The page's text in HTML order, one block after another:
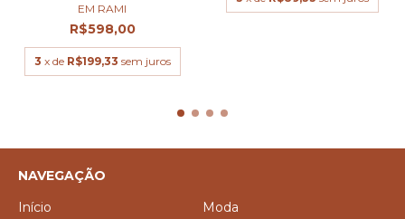
EM RAMI
R$598,00
3 x de R$199,33 sem juros
NAVEGAÇÃO
Início
Moda